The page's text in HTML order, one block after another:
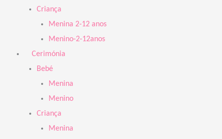
Criança
Menina 2-12 anos
Menino-2-12anos
Cerimónia
Bebé
Menina
Menino
Criança
Menina